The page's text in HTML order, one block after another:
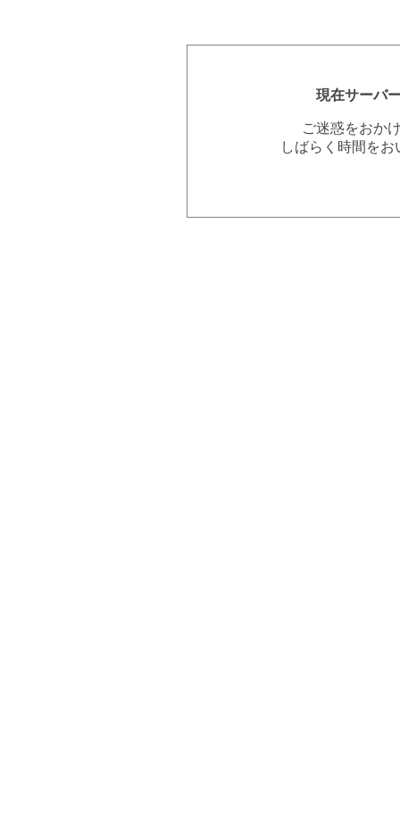
現在サーバ
ご迷惑をおか
しばらく時間を